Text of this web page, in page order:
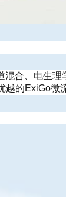
合、电生
的ExiGo微